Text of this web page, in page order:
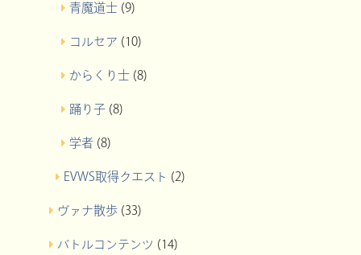
青魔道士 (9)
コルセア (10)
からくり士 (8)
踊り子 (8)
学者 (8)
EVWS取得クエスト (2)
ヴァナ散歩 (33)
バトルコンテンツ (14)